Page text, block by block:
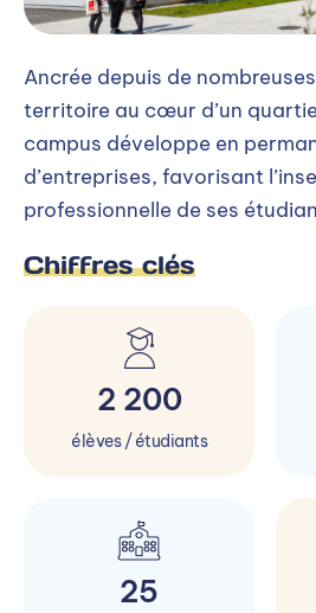
Ancrée depuis de
territoire au cœur d’un
campus développe en
d’entreprises, favorisant
professionnelle de ses
Chiffres clés
2 200
élèves / étudiants
25